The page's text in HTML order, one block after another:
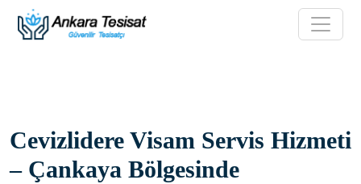
Cevizlidere Visam Servis Hizmeti
– Çankaya Bölgesinde